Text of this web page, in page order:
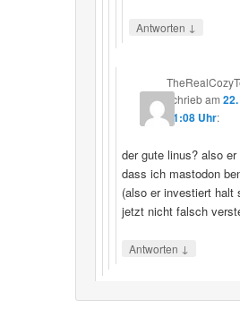
Antworten ↓
schriebam
21:08 Uhr:
der gute linus? also
dass ich mastodon
(also er investiert halt
jetzt nicht falsch
Antworten ↓